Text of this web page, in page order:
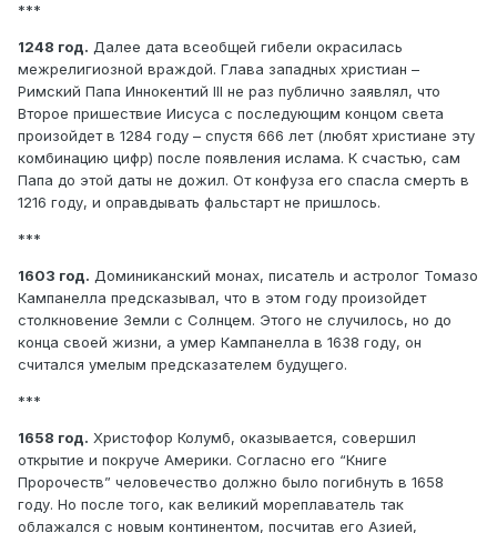
***
1248 год. Далее дата всеобщей гибели окрасилась
межрелигиозной враждой. Глава западных христиан –
Римский Папа Иннокентий III не раз публично заявлял, что
Второе пришествие Иисуса с последующим концом света
произойдет в 1284 году – спустя 666 лет (любят христиане эту
комбинацию цифр) после появления ислама. К счастью, сам
Папа до этой даты не дожил. От конфуза его спасла смерть в
1216 году, и оправдывать фальстарт не пришлось.
***
1603 год. Доминиканский монах, писатель и астролог Томазо
Кампанелла предсказывал, что в этом году произойдет
столкновение Земли с Солнцем. Этого не случилось, но до
конца своей жизни, а умер Кампанелла в 1638 году, он
считался умелым предсказателем будущего.
***
1658 год. Христофор Колумб, оказывается, совершил
открытие и покруче Америки. Согласно его “Книге
Пророчеств” человечество должно было погибнуть в 1658
году. Но после того, как великий мореплаватель так
облажался с новым континентом, посчитав его Азией,